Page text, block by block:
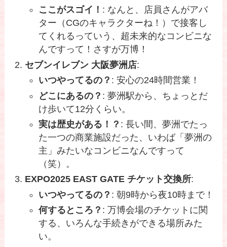
ここがスゴイ！ : なんと、店員さんがアバ
ター（CGのキャラクターね！）で接客し
てくれるっていう、超未来的なコンビニな
んですって！さすが万博！
セブンイレブン 大阪夢洲店:
いつやってるの？ : 安心の24時間営業！
どこにあるの？ : 夢洲駅から、ちょっとだ
け歩いて12分くらい。
実は歴史がある！？ : 長い間、夢洲でたっ
た一つの商業施設だった、いわば「夢洲の
主」みたいなコンビニなんですって
（笑）。
EXPO2025 EAST GATE チケット交換所:
いつやってるの？ : 朝9時から夜10時まで！
何するところ？ : 万博会場のチケットに関
する、いろんな手続きができる場所みた
い。